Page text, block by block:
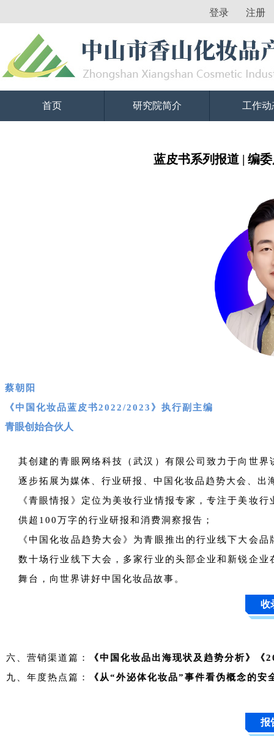
登录 注册
首页 研究院简介 工作动
蓝皮书系列报道 | 编
蔡朝阳
《中国化妆品蓝皮书2022/2023》执行副主编
青眼创始合伙人
其创建的青眼网络科技（武汉）有限公司致力于向世
逐步拓展为媒体、行业研报、中国化妆品趋势大会、出
《青眼情报》定位为美妆行业情报专家，专注于美妆
供超100万字的行业研报和消费洞察报告；
《中国化妆品趋势大会》为青眼推出的行业线下大会
数十场行业线下大会，多家行业的头部企业和新锐企
舞台，向世界讲好中国化妆品故事。
收
六、营销渠道篇：
《中国化妆品出海现状及趋势分析》
九、年度热点篇：
《从“外泌体化妆品”事件看伪概念的安
报